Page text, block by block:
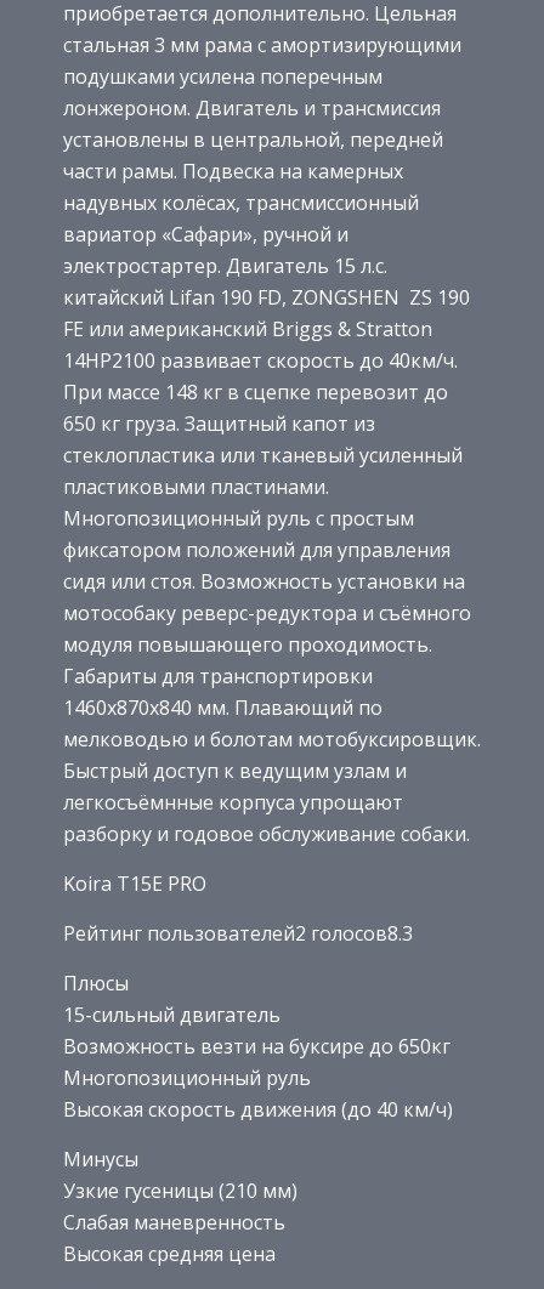
приобретается дополнительно. Цельная
стальная 3 мм рама с амортизирующими
подушками усилена поперечным
лонжероном. Двигатель и трансмиссия
установлены в центральной, передней
части рамы. Подвеска на камерных
надувных колёсах, трансмиссионный
вариатор «Сафари», ручной и
электростартер. Двигатель 15 л.с.
китайский Lifan 190 FD, ZONGSHEN ZS 190
FE или американский Briggs & Stratton
14HP2100 развивает скорость до 40км/ч.
При массе 148 кг в сцепке перевозит до
650 кг груза. Защитный капот из
стеклопластика или тканевый усиленный
пластиковыми пластинами.
Многопозиционный руль с простым
фиксатором положений для управления
сидя или стоя. Возможность установки на
мотособаку реверс-редуктора и съёмного
модуля повышающего проходимость.
Габариты для транспортировки
1460х870х840 мм. Плавающий по
мелководью и болотам мотобуксировщик.
Быстрый доступ к ведущим узлам и
легкосъёмнные корпуса упрощают
разборку и годовое обслуживание собаки.
Koira T15E PRO
Рейтинг пользователей2 голосов8.3
Плюсы
15-сильный двигатель
Возможность везти на буксире до 650кг
Многопозиционный руль
Высокая скорость движения (до 40 км/ч)
Минусы
Узкие гусеницы (210 мм)
Слабая маневренность
Высокая средняя цена